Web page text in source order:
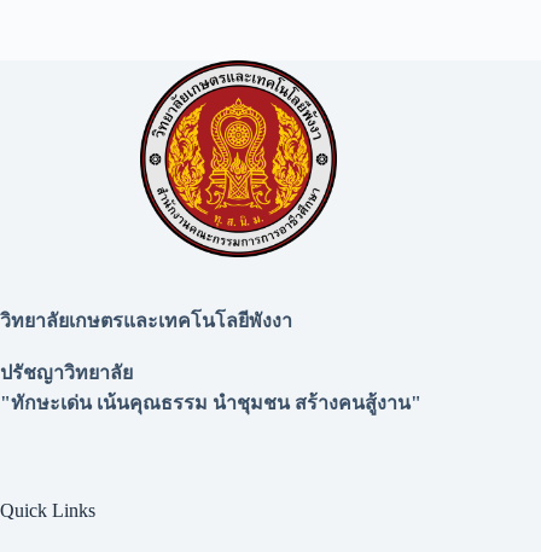
วิทยาลัยเกษตรและเทคโนโลยีพังงา
ปรัชญาวิทยาลัย
"ทักษะเด่น เน้นคุณธรรม นำชุมชน สร้างคนสู้งาน"
Quick Links